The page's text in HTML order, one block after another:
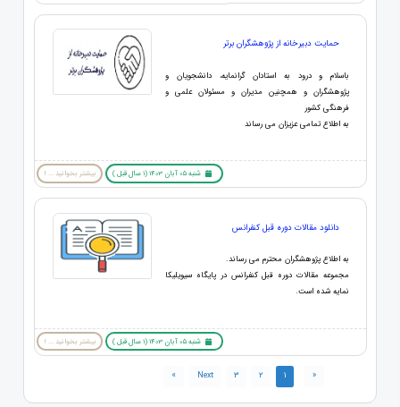
حمایت دبیرخانه از پژوهشگران برتر
باسلام و درود به استادان گرانمایه، دانشجویان و
پژوهشگران و همچنین مدیران و مسئولان علمی و
فرهنگی کشور
به اطلاع تمامی عزیزان می رساند
شنبه 05 آبان 1403 (1 سال قبل ) بیشتر بخوانید ... !
دانلود مقالات دوره قبل کنفرانس
به اطلاع پژوهشگران محترم می رساند.
مجموعه مقالات دوره قبل کنفرانس در پایگاه سیویلیکا
نمایه شده است.
شنبه 05 آبان 1403 (1 سال قبل ) بیشتر بخوانید ... !
«
1
2
3
Next
»